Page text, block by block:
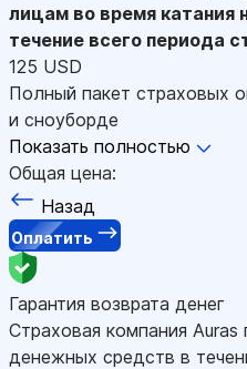
лицам во время катания
течение всего периода
125 USD
Полный пакет страховых
и сноуборде
Показать полностью
Общая цена:
Назад
Оплатить
Гарантия возврата денег
Страховая компания Auras
денежных средств в